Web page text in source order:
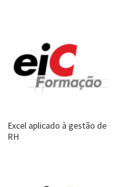
Excel aplicado à gestão de
RH